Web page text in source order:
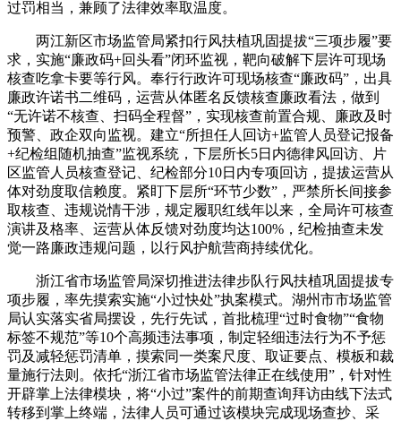
过罚相当，兼顾了法律效率取温度。
两江新区市场监管局紧扣行风扶植巩固提拔“三项步履”要
求，实施“廉政码+回头看”闭环监视，靶向破解下层许可现场
核查吃拿卡要等行风。奉行行政许可现场核查“廉政码”，出具
廉政许诺书二维码，运营从体匿名反馈核查廉政看法，做到
“无许诺不核查、扫码全程督”，实现核查前置合规、廉政及时
预警、政企双向监视。建立“所担任人回访+监管人员登记报备
+纪检组随机抽查”监视系统，下层所长5日内德律风回访、片
区监管人员核查登记、纪检部分10日内专项回访，提拔运营从
体对劲度取信赖度。紧盯下层所“环节少数”，严禁所长间接参
取核查、违规说情干涉，规定履职红线年以来，全局许可核查
演讲及格率、运营从体反馈对劲度均达100%，纪检抽查未发
觉一路廉政违规问题，以行风护航营商持续优化。
浙江省市场监管局深切推进法律步队行风扶植巩固提拔专
项步履，率先摸索实施“小过快处”执案模式。湖州市市场监管
局认实落实省局摆设，先行先试，首批梳理“过时食物”“食物
标签不规范”等10个高频违法事项，制定轻细违法行为不予惩
罚及减轻惩罚清单，摸索同一类案尺度、取证要点、模板和裁
量施行法则。依托“浙江省市场监管法律正在线使用”，针对性
开辟掌上法律模块，将“小过”案件的前期查询拜访由线下法式
转移到掌上终端，法律人员可通过该模块完成现场查抄、采